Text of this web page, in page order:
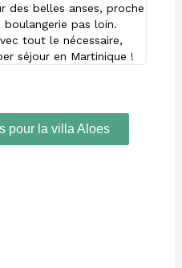
des belles anses, proche
pas loin.
tout le nécessaire,
séjour en Martinique !
pour la villa Aloes